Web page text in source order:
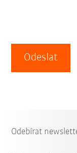
Odeslat
Odebírat